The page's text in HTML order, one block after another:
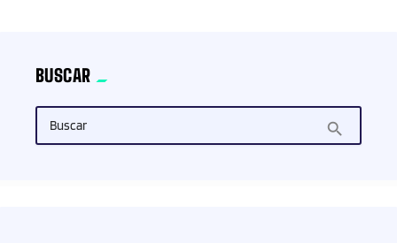
BUSCAR
Buscar search